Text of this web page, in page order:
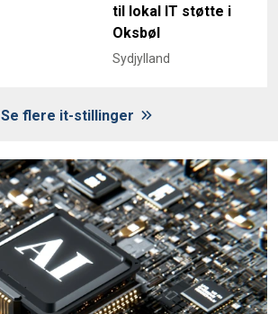
til lokal IT støtte i
Oksbøl
Sydjylland
Se flere it-stillinger